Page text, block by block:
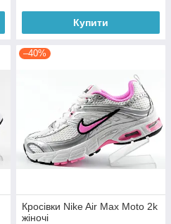
Купити
–40%
Кросівки Nike Air Max Moto 2k
жіночі